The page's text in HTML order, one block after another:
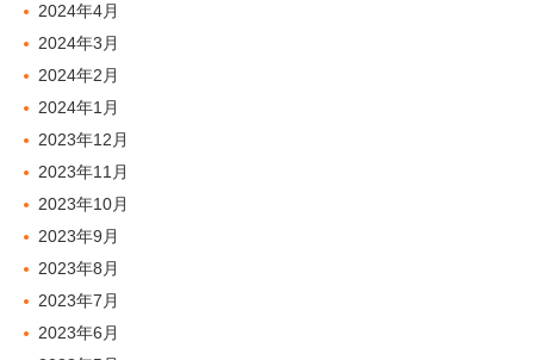
2024年4月
2024年3月
2024年2月
2024年1月
2023年12月
2023年11月
2023年10月
2023年9月
2023年8月
2023年7月
2023年6月